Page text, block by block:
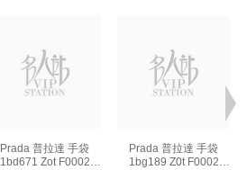
Prada 普拉達 手袋
1bd671 Zot F0002
Prada 普拉達 手袋
1bg189 Z0t F0002